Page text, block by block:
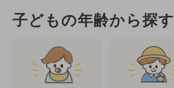
子どもの年齢から探す